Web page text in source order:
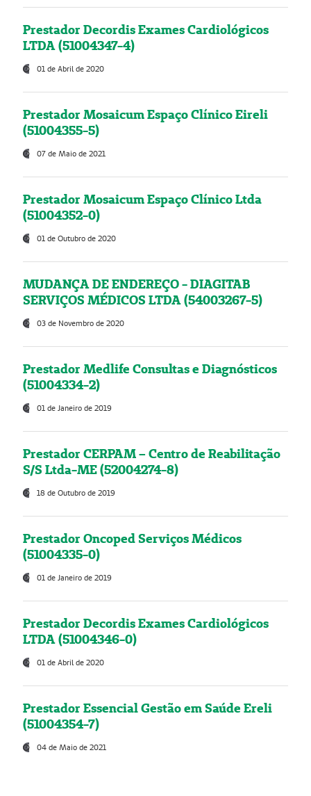
Prestador Decordis Exames Cardiológicos
LTDA (51004347-4)
01 de Abril de 2020
Prestador Mosaicum Espaço Clínico Eireli
(51004355-5)
07 de Maio de 2021
Prestador Mosaicum Espaço Clínico Ltda
(51004352-0)
01 de Outubro de 2020
MUDANÇA DE ENDEREÇO - DIAGITAB
SERVIÇOS MÉDICOS LTDA (54003267-5)
03 de Novembro de 2020
Prestador Medlife Consultas e Diagnósticos
(51004334-2)
01 de Janeiro de 2019
Prestador CERPAM – Centro de Reabilitação
S/S Ltda-ME (52004274-8)
18 de Outubro de 2019
Prestador Oncoped Serviços Médicos
(51004335-0)
01 de Janeiro de 2019
Prestador Decordis Exames Cardiológicos
LTDA (51004346-0)
01 de Abril de 2020
Prestador Essencial Gestão em Saúde Ereli
(51004354-7)
04 de Maio de 2021